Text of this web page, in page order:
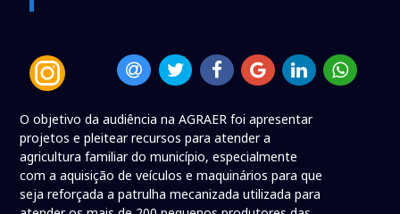
O objetivo da audiência na AGRAER foi apresentar
projetos e pleitear recursos para atender a
agricultura familiar do município, especialmente
com a aquisição de veículos e maquinários para que
seja reforçada a patrulha mecanizada utilizada para